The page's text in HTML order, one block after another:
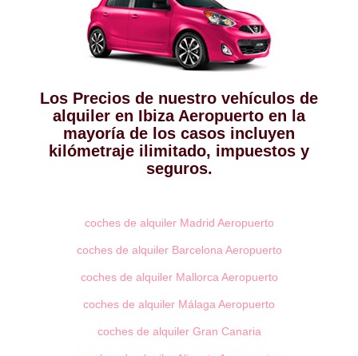
Los Precios de nuestro vehículos de
alquiler en Ibiza Aeropuerto en la
mayoría de los casos incluyen
kilómetraje ilimitado, impuestos y
seguros.
coches de alquiler Madrid Aeropuerto
coches de alquiler Barcelona Aeropuerto
coches de alquiler Mallorca Aeropuerto
coches de alquiler Málaga Aeropuerto
coches de alquiler Gran Canaria